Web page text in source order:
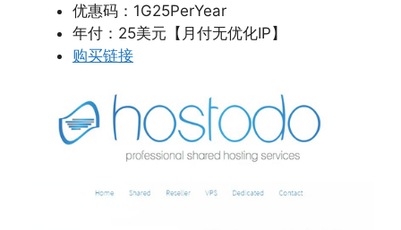
优惠码：1G25PerYear
年付：25美元【月付无优化IP】
购买链接